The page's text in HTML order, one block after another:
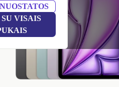
VISAIS